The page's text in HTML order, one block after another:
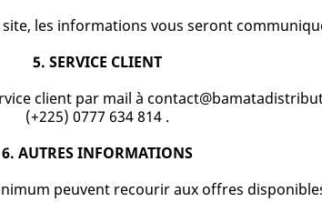
les informations vous seront
5. SERVICE CLIENT
client par mail à
(+225) 0777 634 814 .
6. AUTRES INFORMATIONS
peuvent recourir aux offres